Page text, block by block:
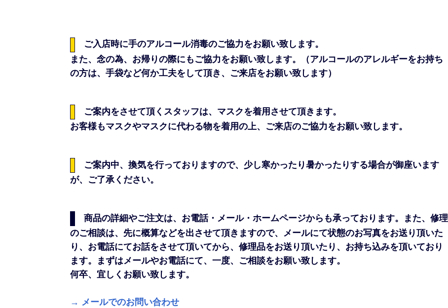
ご入店時に手のアルコール消毒のご協力をお願い致します。
また、念の為、お帰りの際にもご協力をお願い致します。（アルコールのアレルギーをお持ち
の方は、手袋など何か工夫をして頂き、ご来店をお願い致します）
ご案内をさせて頂くスタッフは、マスクを着用させて頂きます。
お客様もマスクやマスクに代わる物を着用の上、ご来店のご協力をお願い致します。
ご案内中、換気を行っておりますので、少し寒かったり暑かったりする場合が御座います
が、ご了承ください。
商品の詳細やご注文は、お電話・メール・ホームページからも承っております。また、修理
のご相談は、先に概算などを出させて頂きますので、メールにて状態のお写真をお送り頂いた
り、お電話にてお話をさせて頂いてから、修理品をお送り頂いたり、お持ち込みを頂いており
ます。まずはメールやお電話にて、一度、ご相談をお願い致します。
何卒、宜しくお願い致します。
→ メールでのお問い合わせ